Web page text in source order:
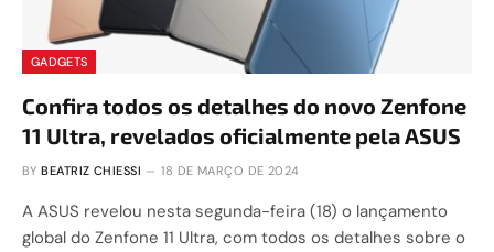
GADGETS
Confira todos os detalhes do novo Zenfone
11 Ultra, revelados oficialmente pela ASUS
BY BEATRIZ CHIESSI 18 DE MARÇO DE 2024
A ASUS revelou nesta segunda-feira (18) o lançamento
global do Zenfone 11 Ultra, com todos os detalhes sobre o